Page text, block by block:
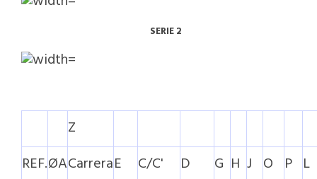
SERIE 2
Z
REF.ØACarreraE C/C' D G H J O P L